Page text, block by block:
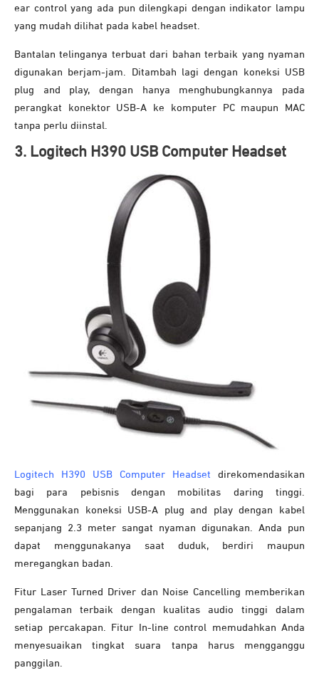
ear control yang ada pun dilengkapi dengan indikator lampu
yang mudah dilihat pada kabel headset.
Bantalan telinganya terbuat dari bahan terbaik yang nyaman
digunakan berjam-jam. Ditambah lagi dengan koneksi USB
plug and play, dengan hanya menghubungkannya pada
perangkat konektor USB-A ke komputer PC maupun MAC
tanpa perlu diinstal.
3. Logitech H390 USB Computer Headset
Logitech H390 USB Computer Headset
direkomendasikan
bagi para pebisnis dengan mobilitas daring tinggi.
Menggunakan koneksi USB-A plug and play dengan kabel
sepanjang 2.3 meter sangat nyaman digunakan. Anda pun
dapat menggunakanya saat duduk, berdiri maupun
meregangkan badan.
Fitur Laser Turned Driver dan Noise Cancelling memberikan
pengalaman terbaik dengan kualitas audio tinggi dalam
setiap percakapan. Fitur In-line control memudahkan Anda
menyesuaikan tingkat suara tanpa harus mengganggu
panggilan.